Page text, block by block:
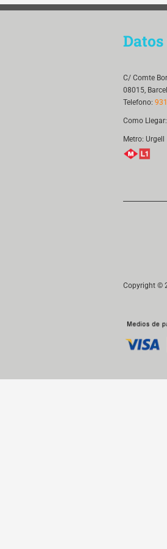
C/ Comte
08015,
Telefono:
Como Llegar:
Metro: Urgell
Copyright ©